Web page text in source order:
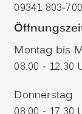
09341 803-
Montag bis
08.00 - 12.30
Donnerstag